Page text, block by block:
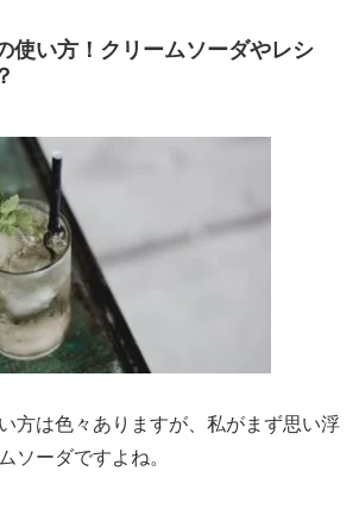
使い方！クリームソーダやレシ
方は色々ありますが、私がまず思い浮
ソーダですよね。